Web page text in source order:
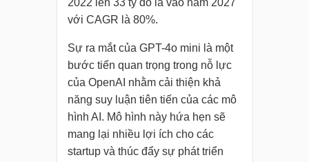
2022 lên 33 tỷ đô la vào năm 2027
với CAGR là 80%.
Sự ra mắt của GPT-4o mini là một
bước tiến quan trọng trong nỗ lực
của OpenAI nhằm cải thiện khả
năng suy luận tiên tiến của các mô
hình AI. Mô hình này hứa hẹn sẽ
mang lại nhiều lợi ích cho các
startup và thúc đẩy sự phát triển